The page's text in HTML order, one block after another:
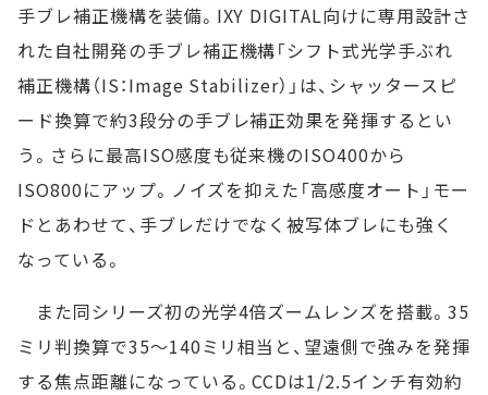
手ブレ補正機構を装備。IXY DIGITAL向けに専用設計さ
れた自社開発の手ブレ補正機構「シフト式光学手ぶれ
補正機構（IS：Image Stabilizer）」は、シャッタースピ
ード換算で約3段分の手ブレ補正効果を発揮するとい
う。さらに最高ISO感度も従来機のISO400から
ISO800にアップ。ノイズを抑えた「高感度オート」モー
ドとあわせて、手ブレだけでなく被写体ブレにも強く
なっている。
また同シリーズ初の光学4倍ズームレンズを搭載。35
ミリ判換算で35～140ミリ相当と、望遠側で強みを発揮
する焦点距離になっている。CCDは1/2.5インチ有効約